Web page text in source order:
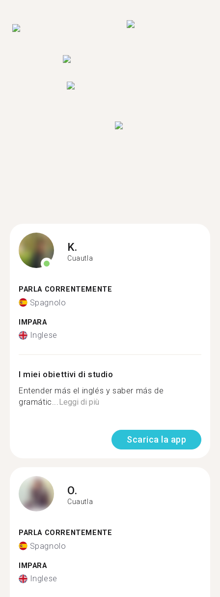
K.
Cuautla
PARLA CORRENTEMENTE
Spagnolo
IMPARA
Inglese
I miei obiettivi di studio
Entender más el inglés y saber más de
gramátic...Leggi di più
Scarica la app
O.
Cuautla
PARLA CORRENTEMENTE
Spagnolo
IMPARA
Inglese